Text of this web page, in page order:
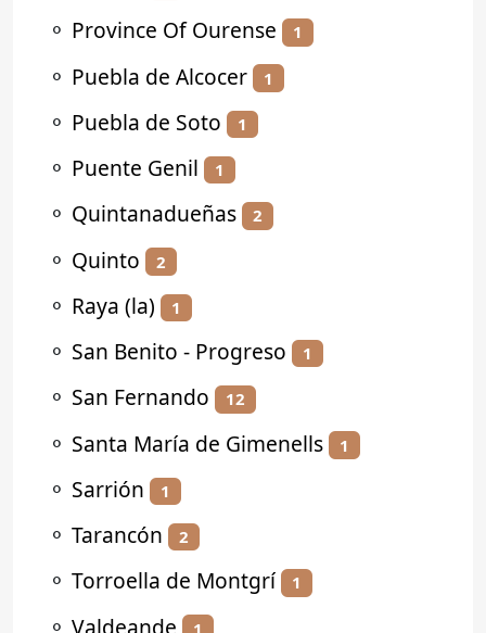
⚬ Province Of Ourense 1
⚬ Puebla de Alcocer 1
⚬ Puebla de Soto 1
⚬ Puente Genil 1
⚬ Quintanadueñas 2
⚬ Quinto 2
⚬ Raya (la) 1
⚬ San Benito - Progreso 1
⚬ San Fernando 12
⚬ Santa María de Gimenells 1
⚬ Sarrión 1
⚬ Tarancón 2
⚬ Torroella de Montgrí 1
⚬ Valdeande 1